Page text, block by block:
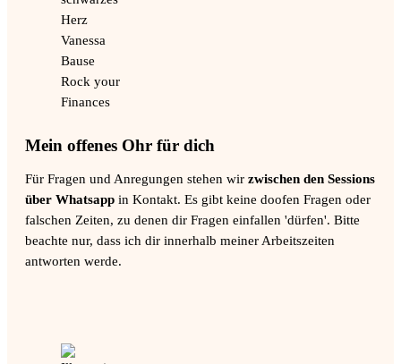
Mein offenes Ohr für dich
Für Fragen und Anregungen stehen wir zwischen den Sessions
über Whatsapp in Kontakt. Es gibt keine doofen Fragen oder
falschen Zeiten, zu denen dir Fragen einfallen 'dürfen'. Bitte
beachte nur, dass ich dir innerhalb meiner Arbeitszeiten
antworten werde.